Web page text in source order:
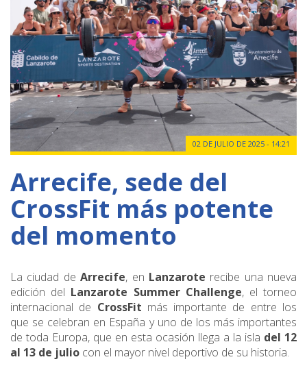
02 DE JULIO DE 2025 - 14:21
Arrecife, sede del
CrossFit más potente
del momento
La ciudad deArrecife, en Lanzarote recibe una nueva
edición del Lanzarote Summer Challenge, el torneo
internacional de CrossFit más importante de entre los
que se celebran en España y uno de los más importantes
de toda Europa, que en esta ocasión llega a la isla del 12
al 13 de julio con el mayor nivel deportivo de su historia.